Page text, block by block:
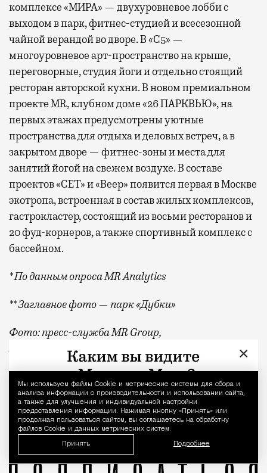
Уведомление
Мы используем файлы Сookie и метрические системы для сбора и
анализа информации о производительности и использовании сайта,
а также для улучшения и индивидуальной настройки
предоставления информации. Нажимая кнопку «Принять» или
продолжая пользоваться сайтом, вы соглашаетесь на обработку
файлов Cookie и данных метрических систем.
Принять Подробнее
комплексе «МИРА» — двухуровневое лобби с
выходом в парк, фитнес-студией и всесезонной
чайной верандой во дворе. В «С5» —
многоуровневое арт-пространство на крыше,
переговорные, студия йоги и отдельно стоящий
ресторан авторской кухни. В новом премиальном
проекте MR, клубном доме «26 ПАРКВЬЮ», на
первых этажах предусмотрены уютные
пространства для отдыха и деловых встреч, а в
закрытом дворе — фитнес-зоны и места для
занятий йогой на свежем воздухе. В составе
проектов «СЕТ» и «Веер»появитсяпервая в Москве
экотропа, встроенная в состав жилых комплексов,
гастрокластер, состоящий из восьми ресторанов и
20 фуд-корнеров, а также спортивный комплекс с
бассейном.
* По данным опроса MR Analytics
** Заглавное фото — парк «Дубки»
Фото: пресс-служба MR Group,
/shutterstock.com/Fotodom
MR Group
×